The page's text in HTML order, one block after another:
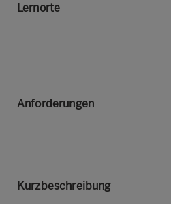
Lernorte
Anforderungen
Kurzbeschreibung